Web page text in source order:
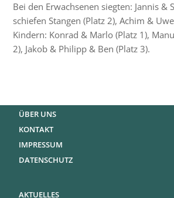
Bei den Erwachsenen siegten: Jannis &
schiefen Stangen (Platz 2), Achim &
Kindern: Konrad & Marlo (Platz 1),
2), Jakob & Philipp & Ben (Platz 3).
ÜBER UNS
KONTAKT
IMPRESSUM
DATENSCHUTZ
AKTUELLES